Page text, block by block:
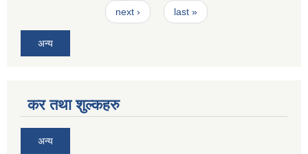
next › last »
अन्य
कर तथा शुल्कहरु
अन्य